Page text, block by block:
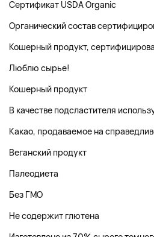
Сертификат USDA Organic
Органический состав
Кошерный продукт,
Люблю сырье!
Кошерный продукт
В качестве подсластителя
Какао, продаваемое на
Веганский продукт
Палеодиета
Без ГМО
Не содержит глютена